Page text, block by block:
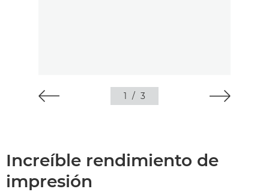
1 / 3
Increíble rendimiento de
impresión